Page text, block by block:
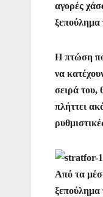
αγορές
ξεπούλημα
Η πτώση
να
σειρά του,
πλήττει
Από τα
ξεπούλημα